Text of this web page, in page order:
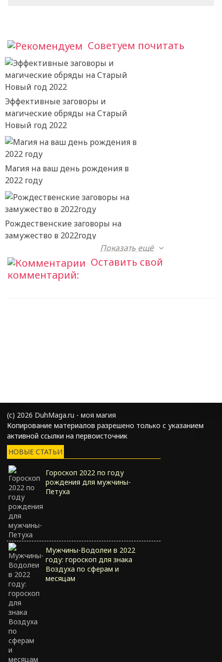
Советуем почитать
Эффективные заговоры и
магические обряды на Старый
Новый год 2022
Магия на ваш день рождения в
2022 году
Рождественские заговоры на
замужество в 2022году
Показать ещё
Оставить свой
комментарий:
(с) 2026 DuhMaga.ru - моя магия
Копирование материалов разрешено только с указанием
активной ссылки на первоисточник
НОВЫЕ СТАТЬИ
Гороскоп 2022 по году
рождения для мужчины-
Петуха
Мужчины-Водолеи в 2022
году: гороскоп для знака
Воздуха по сферам и
месяцам